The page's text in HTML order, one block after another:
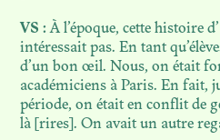
VS : À l’époque, cette histoire
intéressait pas. En tant
d’un bon œil. Nous, on était
académiciens à Paris. En fait,
période, on était en conflit de
là [rires]. On avait un autre